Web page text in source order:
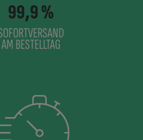
99,9 %
AM BESTELLTAG